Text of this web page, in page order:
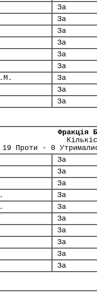
За
За
За
За
За
За
За
За
За
Фракція
Проти - 0
За
За
За
За
За
За
За
За
За
За